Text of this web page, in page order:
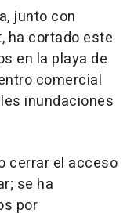
junto con
ha cortado este
en la playa de
comercial
inundaciones
cerrar el acceso
se ha
por